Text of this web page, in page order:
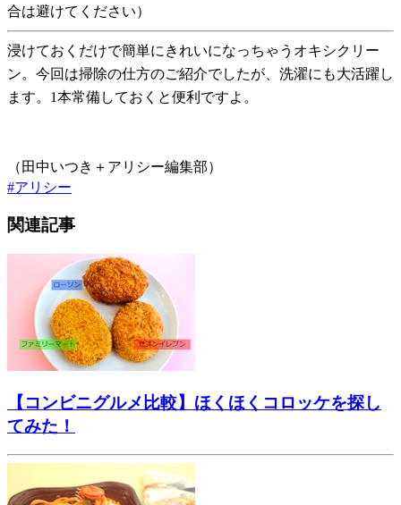
合は避けてください）
浸けておくだけで簡単にきれいになっちゃうオキシクリー
ン。今回は掃除の仕方のご紹介でしたが、洗濯にも大活躍し
ます。1本常備しておくと便利ですよ。
（田中いつき＋アリシー編集部）
#アリシー
関連記事
【コンビニグルメ比較】ほくほくコロッケを探し
てみた！